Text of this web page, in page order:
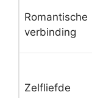
Romantische
verbinding
Zelfliefde